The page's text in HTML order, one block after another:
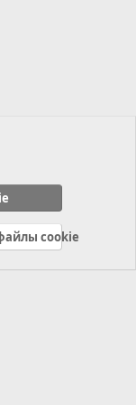
R
cookie